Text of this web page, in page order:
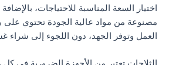
اختيار السعة المناسبة للاحتياجات،
مصنوعة من مواد عالية الجودة تحتوي على
العمل وتوفر الجهد، دون اللجوء إلى شراء